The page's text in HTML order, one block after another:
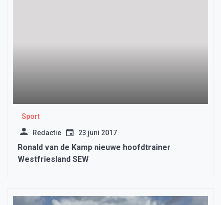
Sport
Redactie 23 juni 2017
Ronald van de Kamp nieuwe hoofdtrainer
Westfriesland SEW